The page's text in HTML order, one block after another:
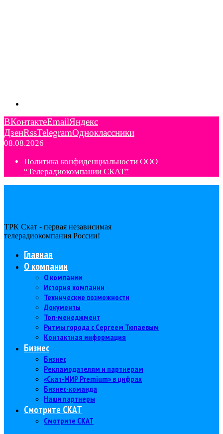
ВКонтактеEmailЯндекс
ДзенRssTelegramОдноклассники
08.08.2026
Политика конфиденциальности ООО
“Телерадиокомпании СКАТ”
ТРК Скат - первая независимая
телерадиокомпания Роcсии!
Главная
О компании
О компании
История компании
Технические возможности
Документы
Топ-менеджмент
Ритмы города с Сергеем Тюпаевым
Контактная информация
Бизнес
Бизнес
Рекламодателям и партнерам
«Скат-МИР Premium» в цифрах
Бизнес-команда
Наши партнеры
Смотрите СКАТ
Смотрите СКАТ